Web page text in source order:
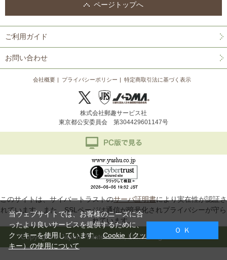
ページトップへ
ご利用ガイド
お問い合わせ
会社概要 プライバシーポリシー 特定商取引法に基づく表示
株式会社郵趣サービス社
東京都公安委員会 第304429601147号
このサイトは、サイバートラストのサーバ証明書により実在性が認証さ
れています。また、SSLページは通信が暗号化されプライバシーが守ら
れています。
Copyright © Japan Philatelic Co., Ltd. All Rights Reserved.
当ウェブサイトでは、お客様のニーズに合
ったより良いサービスを提供するために、
クッキーを使用しています。Cookie（クッ
キー）の使用について
Ｏ Ｋ